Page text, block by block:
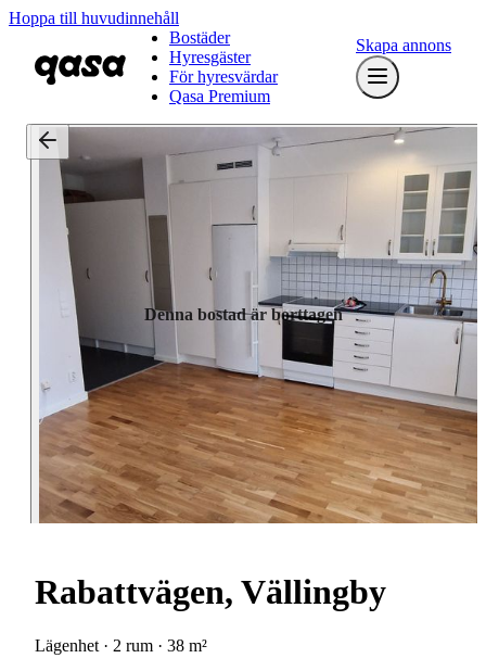
Hoppa till huvudinnehåll
Bostäder
Hyresgäster
För hyresvärdar
Qasa Premium
Skapa annons
Denna bostad är borttagen
Rabattvägen, Vällingby
Lägenhet · 2 rum · 38 m²